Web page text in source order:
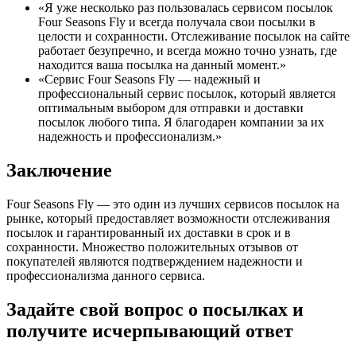
«Я уже несколько раз пользовалась сервисом посылок
Four Seasons Fly и всегда получала свои посылки в
целости и сохранности. Отслеживание посылок на сайте
работает безупречно, и всегда можно точно узнать, где
находится ваша посылка на данный момент.»
«Сервис Four Seasons Fly — надежный и
профессиональный сервис посылок, который является
оптимальным выбором для отправки и доставки
посылок любого типа. Я благодарен компании за их
надежность и профессионализм.»
Заключение
Four Seasons Fly — это один из лучших сервисов посылок на
рынке, который предоставляет возможности отслеживания
посылок и гарантированный их доставки в срок и в
сохранности. Множество положительных отзывов от
покупателей являются подтверждением надежности и
профессионализма данного сервиса.
Задайте свой вопрос о посылках и
получите исчерпывающий ответ